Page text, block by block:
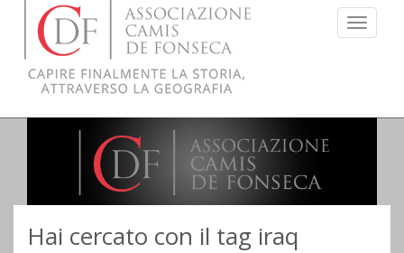
Menu
Hai cercato con il tag iraq